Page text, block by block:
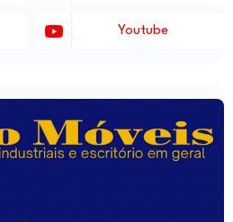
Youtube